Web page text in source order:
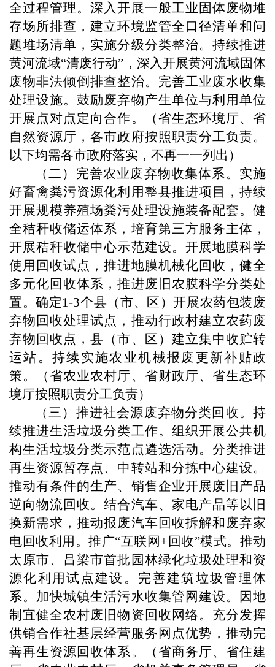
全过程管理。深入开展一般工业固体废物堆
存场所排查，建立环境监管全口径清单和问
题堆场清单，实施分级分类整治。持续推进
黄河流域“清废行动”，深入开展黄河流域固体
废物非法倾倒排查整治。完善工业废水收集
处理设施。鼓励废弃物产生单位与利用单位
开展点对点定向合作。（省生态环境厅、省
自然资源厅，各市政府按照职责分工负责。
以下均需各市政府落实，不再一一列出）
（二）完善农业废弃物收集体系。实施
好畜禽粪污资源化利用整县推进项目，持续
开展规模养殖场粪污处理设施装备配套。健
全秸秆收储运体系，培育第三方服务主体，
开展秸秆收储中心示范建设。开展地膜科学
使用回收试点，推进地膜机械化回收，健全
多元化回收体系，推进废旧农膜科学分类处
置。确定1-3个县（市、区）开展农药包装废
弃物回收处理试点，推动行政村建立农药废
弃物回收点，县（市、区）建立集中收贮转
运站。持续实施农业机械报废更新补贴政
策。（省农业农村厅、省财政厅、省生态环
境厅按照职责分工负责）
（三）推进社会源废弃物分类回收。持
续推进生活垃圾分类工作。组织开展公共机
构生活垃圾分类示范点遴选活动。分类推进
再生资源暂存点、中转站和分拣中心建设。
推动有条件的生产、销售企业开展废旧产品
逆向物流回收。结合汽车、家电产品等以旧
换新需求，推动报废汽车回收拆解和废弃家
电回收利用。推广“互联网+回收”模式。推动
太原市、吕梁市首批园林绿化垃圾处理和资
源化利用试点建设。完善建筑垃圾管理体
系。加快城镇生活污水收集管网建设。因地
制宜健全农村废旧物资回收网络。充分发挥
供销合作社基层经营服务网点优势，推动完
善再生资源回收体系。（省商务厅、省住建